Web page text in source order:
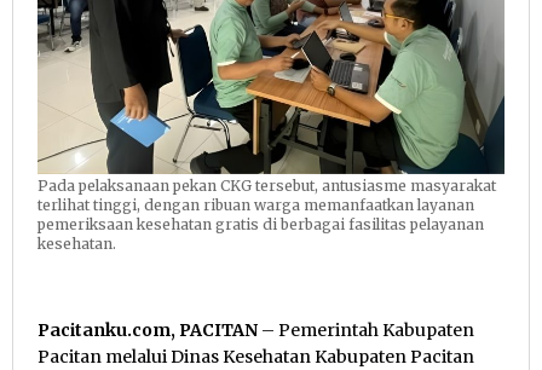
Pada pelaksanaan pekan CKG tersebut, antusiasme masyarakat
terlihat tinggi, dengan ribuan warga memanfaatkan layanan
pemeriksaan kesehatan gratis di berbagai fasilitas pelayanan
kesehatan.
Pacitanku.com, PACITAN – Pemerintah Kabupaten
Pacitan melalui Dinas Kesehatan Kabupaten Pacitan